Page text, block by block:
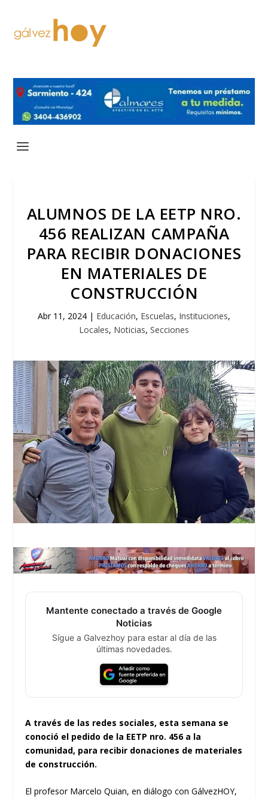
ALUMNOS DE LA EETP NRO.
456 REALIZAN CAMPAÑA
PARA RECIBIR DONACIONES
EN MATERIALES DE
CONSTRUCCIÓN
Abr 11, 2024 | Educación, Escuelas, Instituciones,
Locales, Noticias, Secciones
Mantente conectado a través de Google
Noticias
Sígue a Galvezhoy para estar al día de las
últimas novedades.
A través de las redes sociales, esta semana se
conoció el pedido de la EETP nro. 456 a la
comunidad, para recibir donaciones de materiales
de construcción.
El profesor Marcelo Quian, en diálogo con GálvezHOY,